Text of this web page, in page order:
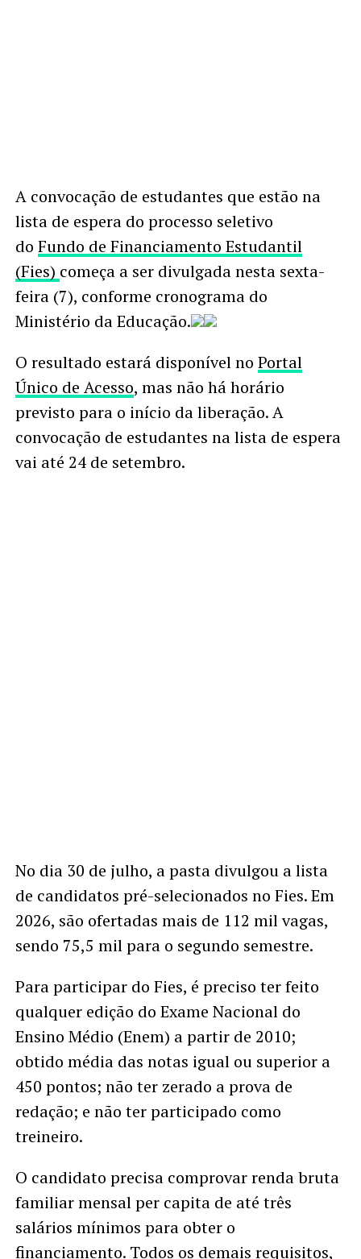
A convocação de estudantes que estão na
lista de espera do processo seletivo
do Fundo de Financiamento Estudantil
(Fies) começa a ser divulgada nesta sexta-
feira (7), conforme cronograma do
Ministério da Educação.
O resultado estará disponível no Portal
Único de Acesso, mas não há horário
previsto para o início da liberação. A
convocação de estudantes na lista de espera
vai até 24 de setembro.
No dia 30 de julho, a pasta divulgou a lista
de candidatos pré-selecionados no Fies. Em
2026, são ofertadas mais de 112 mil vagas,
sendo 75,5 mil para o segundo semestre.
Para participar do Fies, é preciso ter feito
qualquer edição do Exame Nacional do
Ensino Médio (Enem) a partir de 2010;
obtido média das notas igual ou superior a
450 pontos; não ter zerado a prova de
redação; e não ter participado como
treineiro.
O candidato precisa comprovar renda bruta
familiar mensal per capita de até três
salários mínimos para obter o
financiamento. Todos os demais requisitos,